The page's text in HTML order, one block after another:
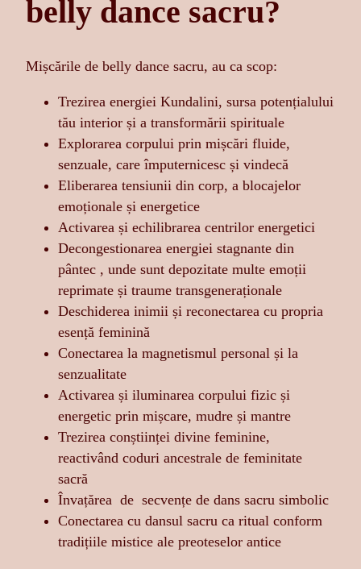
belly dance sacru?
Mișcările de belly dance sacru, au ca scop:
Trezirea energiei Kundalini, sursa potențialului
tău interior și a transformării spirituale
Explorarea corpului prin mișcări fluide,
senzuale, care împuternicesc și vindecă
Eliberarea tensiunii din corp, a blocajelor
emoționale și energetice
Activarea și echilibrarea centrilor energetici
Decongestionarea energiei stagnante din
pântec , unde sunt depozitate multe emoții
reprimate și traume transgeneraționale
Deschiderea inimii și reconectarea cu propria
esență feminină
Conectarea la magnetismul personal și la
senzualitate
Activarea și iluminarea corpului fizic și
energetic prin mișcare, mudre și mantre
Trezirea conștiinței divine feminine,
reactivând coduri ancestrale de feminitate
sacră
Învațărea de secvențe de dans sacru simbolic
Conectarea cu dansul sacru ca ritual conform
tradițiile mistice ale preoteselor antice